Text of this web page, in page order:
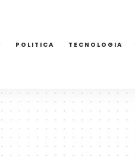
POLITICA TECNOLOGIA